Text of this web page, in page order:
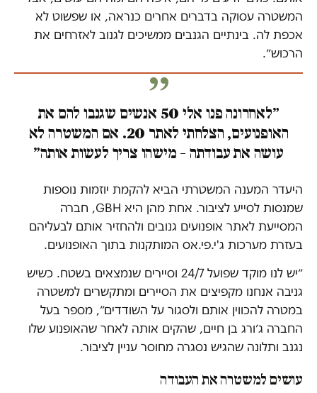
המשטרה עסוקה בדברים אחרים כנראה, או שפשוט לא
אכפת לה. בינתיים הגנבים ממשיכים לגנוב לאזרחים את
הרכוש״.
״לאחרונה פנו אלי 50 אנשים שגנבו להם את
האופנועים, הצלחתי לאתר 20. אם המשטרה לא
עושה את עבודתה – מישהו צריך לעשות אותה״
היעדר המענה המשטרתי הביא להקמת יוזמות נוספות
שמנסות לסייע לציבור. אחת מהן היא GBH, חברה
המסייעת לאתר אופנועים גנובים ולהחזיר אותם לבעליהם
בעזרת מערכות ג'י.פי.אס המותקנות בתוך האופנועים.
״יש לנו מוקד שפועל 24/7 וסיירים שנמצאים בשטח. כשיש
גניבה אנחנו מקפיצים את הסיירים ומתקשרים למשטרה
במטרה להכווין אותם ולסגור על השודדים״, מספר בעל
החברה ג׳ורג בן חיים, שהקים אותה לאחר שהאופנוע שלו
נגנב ותלונה שהגיש נסגרה מחוסר עניין לציבור.
עושים למשטרה את העבודה